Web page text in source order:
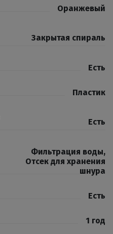
Оранжевый
Закрытая спираль
Есть
Пластик
Есть
Фильтрация воды,
Отсек для хранения
шнура
Есть
1 год